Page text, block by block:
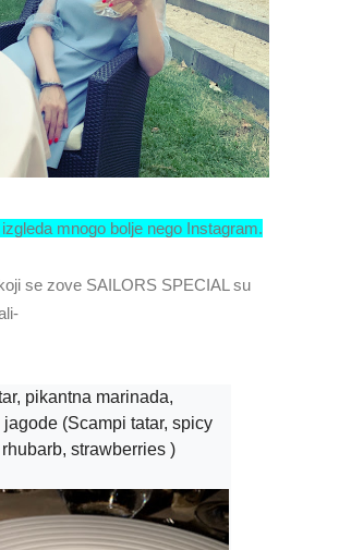
mnogo bolje nego Instagram.
se zove SAILORS SPECIAL su
pikantna marinada,
jagode (Scampi tatar, spicy
strawberries )